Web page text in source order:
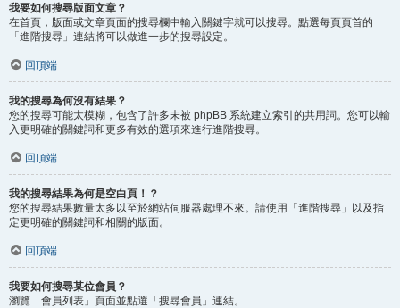
我要如何搜尋版面文章？
在首頁，版面或文章頁面的搜尋欄中輸入關鍵字就可以搜尋。點選每頁頁首的
「進階搜尋」連結將可以做進一步的搜尋設定。
回頂端
我的搜尋為何沒有結果？
您的搜尋可能太模糊，包含了許多未被 phpBB 系統建立索引的共用詞。您可以輸
入更明確的關鍵詞和更多有效的選項來進行進階搜尋。
回頂端
我的搜尋結果為何是空白頁！？
您的搜尋結果數量太多以至於網站伺服器處理不來。請使用「進階搜尋」以及指
定更明確的關鍵詞和相關的版面。
回頂端
我要如何搜尋某位會員？
瀏覽「會員列表」頁面並點選「搜尋會員」連結。